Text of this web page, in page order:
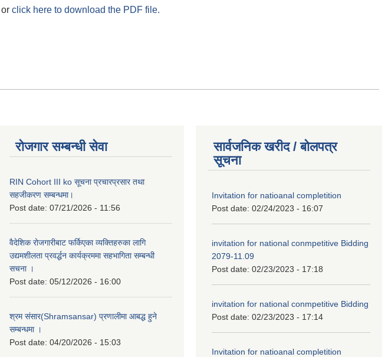
or click here to download the PDF file.
रोजगार सम्बन्धी सेवा
RIN Cohort III ko सूचना प्रचारप्रसार तथा
सहजीकरण सम्बन्धमा।
Post date: 07/21/2026 - 11:56
वैदेशिक रोजगारीबाट फर्किएका व्यक्तिहरुका लागि
उद्यमशीलता प्रवर्द्धन कार्यक्रममा सहभागिता सम्बन्धी
सचना ।
Post date: 05/12/2026 - 16:00
श्रम संसार(Shramsansar) प्रणालीमा आबद्ध हुने
सम्बन्धमा ।
Post date: 04/20/2026 - 15:03
सार्वजनिक खरीद / बोलपत्र
सूचना
Invitation for natioanal completition
Post date: 02/24/2023 - 16:07
invitation for national conmpetitive Bidding
2079-11.09
Post date: 02/23/2023 - 17:18
invitation for national conmpetitive Bidding
Post date: 02/23/2023 - 17:14
Invitation for natioanal completition